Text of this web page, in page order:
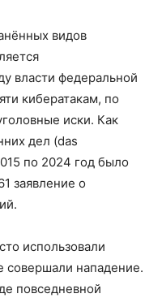
видов
власти федеральной
кибератакам, по
иски. Как
дел (das
по 2024 год было
заявление о
использовали
совершали нападение.
повседневной